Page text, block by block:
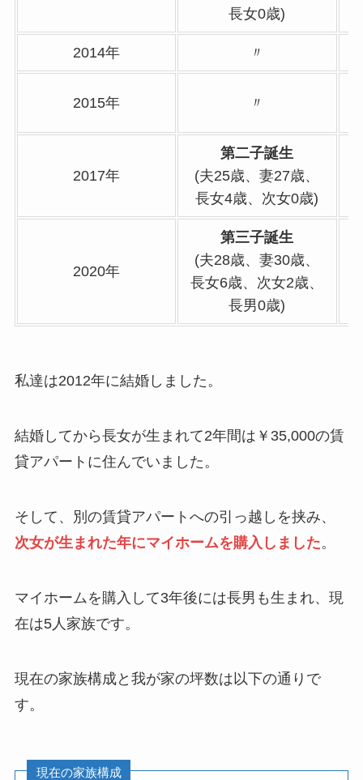
長女0歳)
2014年 〃
2015年 〃
2017年
第二子誕生
(夫25歳、妻27歳、
長女4歳、次女0歳)
2020年
第三子誕生
(夫28歳、妻30歳、
長女6歳、次女2歳、
長男0歳)
私達は2012年に結婚しました。
結婚してから長女が生まれて2年間は￥35,000の賃
貸アパートに住んでいました。
そして、別の賃貸アパートへの引っ越しを挟み、
次女が生まれた年にマイホームを購入しました。
マイホームを購入して3年後には長男も生まれ、現
在は5人家族です。
現在の家族構成と我が家の坪数は以下の通りで
す。
現在の家族構成